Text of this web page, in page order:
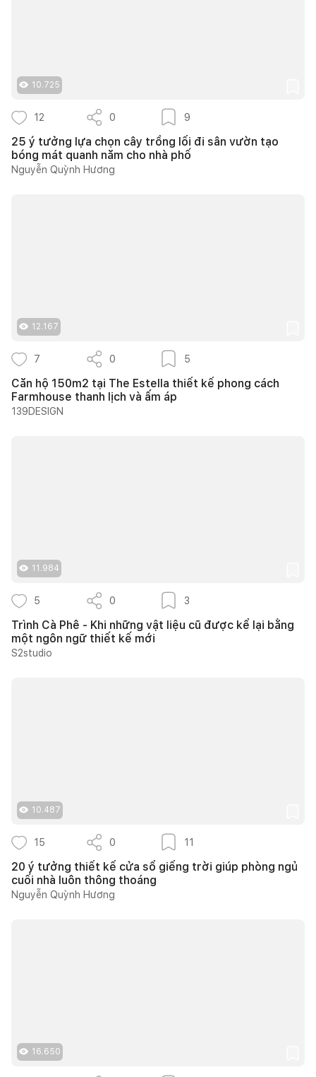
10.725
12 0 9
25 ý tưởng lựa chọn cây trồng lối đi sân vườn tạo
bóng mát quanh năm cho nhà phố
Nguyễn Quỳnh Hương
12.167
7 0 5
Căn hộ 150m2 tại The Estella thiết kế phong cách
Farmhouse thanh lịch và ấm áp
139DESIGN
11.984
5 0 3
Trình Cà Phê - Khi những vật liệu cũ được kể lại bằng
một ngôn ngữ thiết kế mới
S2studio
10.487
15 0 11
20 ý tưởng thiết kế cửa sổ giếng trời giúp phòng ngủ
cuối nhà luôn thông thoáng
Nguyễn Quỳnh Hương
16.650